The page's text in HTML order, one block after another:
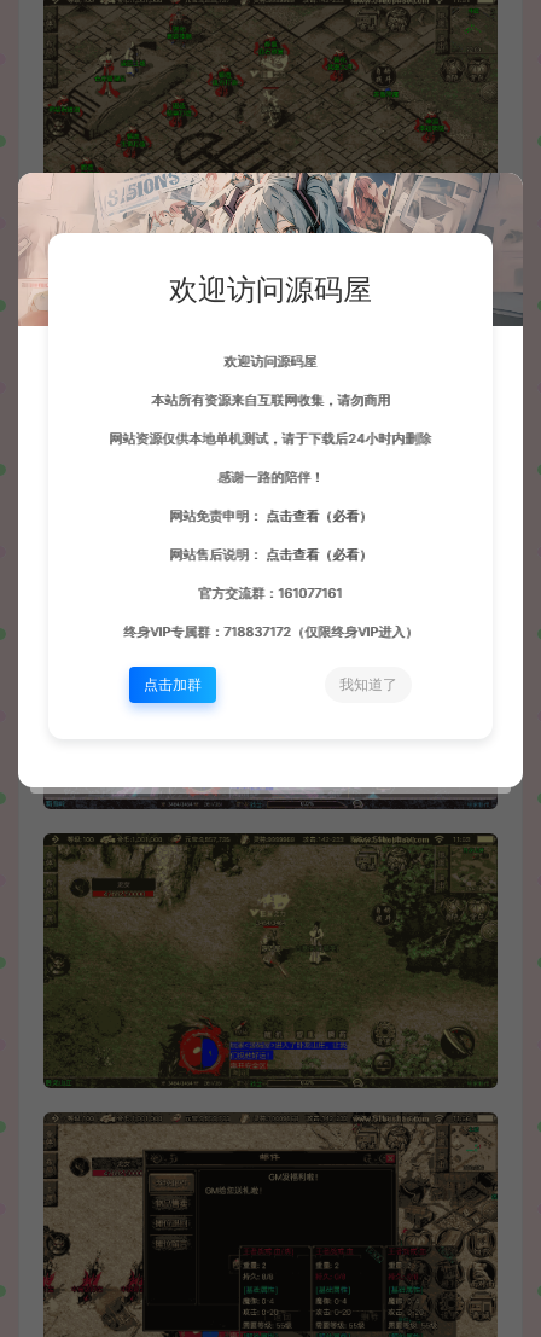
欢迎访问源码屋
欢迎访问源码屋
本站所有资源来自互联网收集，请勿商用
网站资源仅供本地单机测试，请于下载后24小时内删除
感谢一路的陪伴！
网站免责申明： 点击查看（必看）
网站售后说明： 点击查看（必看）
官方交流群：161077161
终身VIP专属群：718837172（仅限终身VIP进入）
点击加群 我知道了